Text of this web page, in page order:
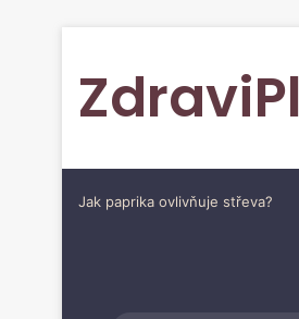
Jak paprika ovlivňuje střeva?